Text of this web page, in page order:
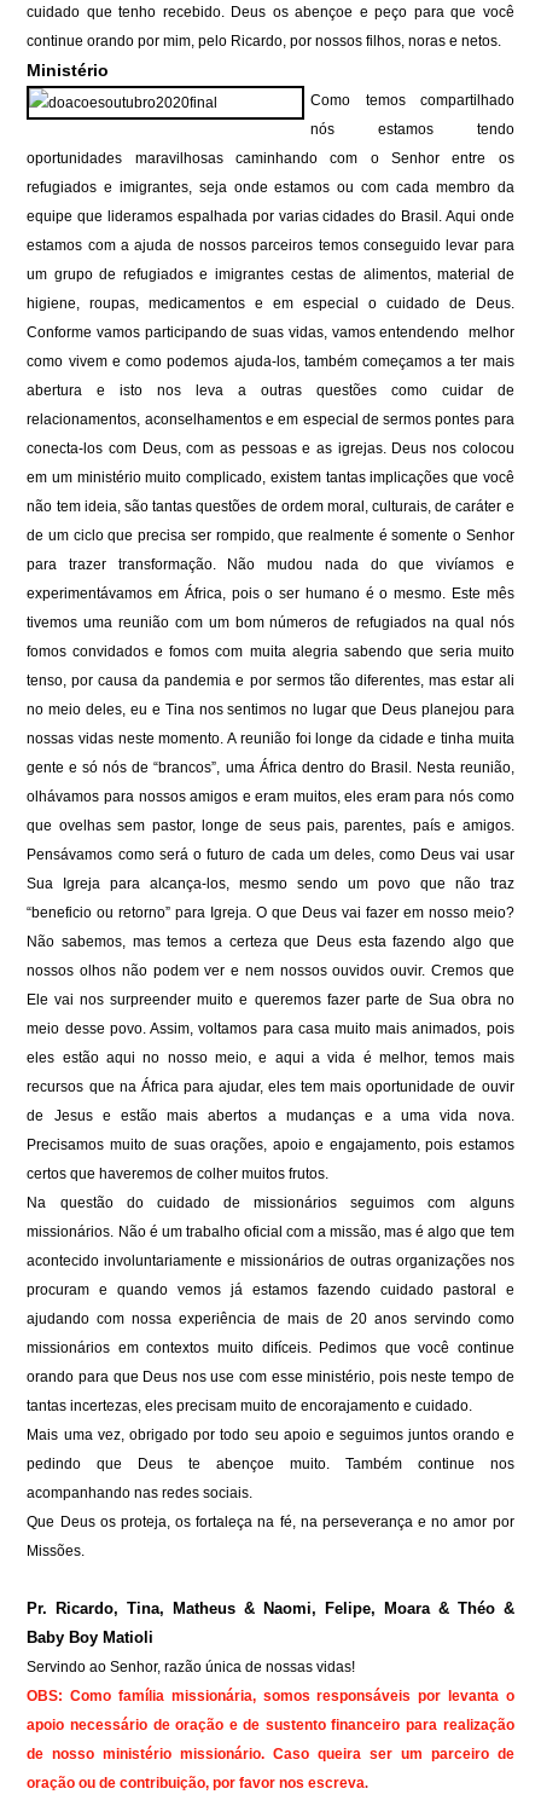
cuidado que tenho recebido. Deus os abençoe e peço para que você
continue orando por mim, pelo Ricardo, por nossos filhos, noras e netos.
Ministério
Como temos compartilhado
nós estamos tendo
oportunidades maravilhosas caminhando com o Senhor entre os
refugiados e imigrantes, seja onde estamos ou com cada membro da
equipe que lideramos espalhada por varias cidades do Brasil. Aqui onde
estamos com a ajuda de nossos parceiros temos conseguido levar para
um grupo de refugiados e imigrantes cestas de alimentos, material de
higiene, roupas, medicamentos e em especial o cuidado de Deus.
Conforme vamos participando de suas vidas, vamos entendendo melhor
como vivem e como podemos ajuda-los, também começamos a ter mais
abertura e isto nos leva a outras questões como cuidar de
relacionamentos, aconselhamentos e em especial de sermos pontes para
conecta-los com Deus, com as pessoas e as igrejas. Deus nos colocou
em um ministério muito complicado, existem tantas implicações que você
não tem ideia, são tantas questões de ordem moral, culturais, de caráter e
de um ciclo que precisa ser rompido, que realmente é somente o Senhor
para trazer transformação. Não mudou nada do que vivíamos e
experimentávamos em África, pois o ser humano é o mesmo. Este mês
tivemos uma reunião com um bom números de refugiados na qual nós
fomos convidados e fomos com muita alegria sabendo que seria muito
tenso, por causa da pandemia e por sermos tão diferentes, mas estar ali
no meio deles, eu e Tina nos sentimos no lugar que Deus planejou para
nossas vidas neste momento. A reunião foi longe da cidade e tinha muita
gente e só nós de “brancos”, uma África dentro do Brasil. Nesta reunião,
olhávamos para nossos amigos e eram muitos, eles eram para nós como
que ovelhas sem pastor, longe de seus pais, parentes, país e amigos.
Pensávamos como será o futuro de cada um deles, como Deus vai usar
Sua Igreja para alcança-los, mesmo sendo um povo que não traz
“beneficio ou retorno” para Igreja. O que Deus vai fazer em nosso meio?
Não sabemos, mas temos a certeza que Deus esta fazendo algo que
nossos olhos não podem ver e nem nossos ouvidos ouvir. Cremos que
Ele vai nos surpreender muito e queremos fazer parte de Sua obra no
meio desse povo. Assim, voltamos para casa muito mais animados, pois
eles estão aqui no nosso meio, e aqui a vida é melhor, temos mais
recursos que na África para ajudar, eles tem mais oportunidade de ouvir
de Jesus e estão mais abertos a mudanças e a uma vida nova.
Precisamos muito de suas orações, apoio e engajamento, pois estamos
certos que haveremos de colher muitos frutos.
Na questão do cuidado de missionários seguimos com alguns
missionários. Não é um trabalho oficial com a missão, mas é algo que tem
acontecido involuntariamente e missionários de outras organizações nos
procuram e quando vemos já estamos fazendo cuidado pastoral e
ajudando com nossa experiência de mais de 20 anos servindo como
missionários em contextos muito difíceis. Pedimos que você continue
orando para que Deus nos use com esse ministério, pois neste tempo de
tantas incertezas, eles precisam muito de encorajamento e cuidado.
Mais uma vez, obrigado por todo seu apoio e seguimos juntos orando e
pedindo que Deus te abençoe muito. Também continue nos
acompanhando nas redes sociais.
Que Deus os proteja, os fortaleça na fé, na perseverança e no amor por
Missões.
Pr. Ricardo, Tina, Matheus & Naomi, Felipe, Moara & Théo &
Baby Boy Matioli
Servindo ao Senhor, razão única de nossas vidas!
OBS: Como família missionária, somos responsáveis por levanta o
apoio necessário de oração e de sustento financeiro para realização
de nosso ministério missionário. Caso queira ser um parceiro de
oração ou de contribuição, por favor nos escreva.